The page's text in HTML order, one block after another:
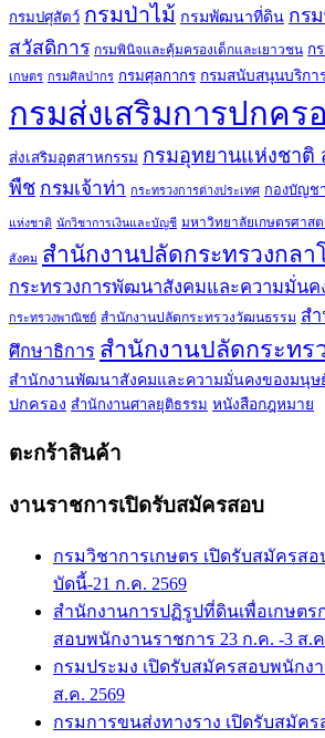
กรมปศุสัตว์ กรมป่าไม้ กรมพัฒนาที่ดิน กร
สวัสดิการ กรมพินิจและคุ้มครองเด็กและเยาวชน ก
เกษตร กรมศิลปากร กรมศุลกากร กรมสนับสนุนบริกา
กรมส่งเสริมการปกคร
ส่งเสริมอุตสาหกรรม กรมอุทยานแห่งชาติ
พืช กรมเจ้าท่า กระทรวงการต่างประเทศ กองบัญช
แห่งชาติ นักวิชาการเงินและบัญชี มหาวิทยาลัยเกษตรศาสต
สังคม สำนักงานปลัดกระทรวงกลา
กระทรวงการพัฒนาสังคมและความมั่นค
กระทรวงพาณิชย์ สำนักงานปลัดกระทรวงวัฒนธรรม ส
ศึกษาธิการ สำนักงานปลัดกระทร
สำนักงานพัฒนาสังคมและความมั่นคงของมนุษ
ปกครอง สำนักงานศาลยุติธรรม หนังสือกฎหมาย
ตะกร้าสินค้า
งานราชการเปิดรับสมัครสอบ
กรมวิชาการเกษตร เปิดรับสมัครส
บัดนี้-21 ก.ค. 2569
สำนักงานการปฏิรูปที่ดินเพื่อเกษตร
สอบพนักงานราชการ 23 ก.ค. -3 ส.ค
กรมประมง เปิดรับสมัครสอบพนักง
ส.ค. 2569
กรมการขนส่งทางราง เปิดรับสมัค